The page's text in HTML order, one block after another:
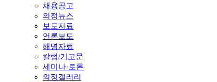
채용공고
의정뉴스
보도자료
언론보도
해명자료
칼럼/기고문
세미나·토론
의정갤러리